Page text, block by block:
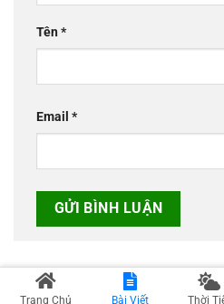
Tên*
Email *
Trang Chủ Bài Viết Thời